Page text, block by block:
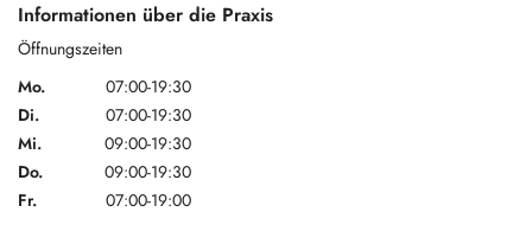
Informationen über die Praxis
Öffnungszeiten
Mo.
07:00-19:30
Di.
07:00-19:30
Mi.
09:00-19:30
Do.
09:00-19:30
Fr.
07:00-19:00